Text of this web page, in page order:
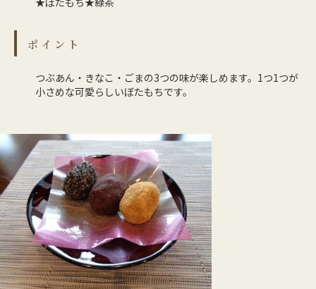
ポイント
つぶあん・きなこ・ごまの3つの味が楽しめます。1つ1つが
小さめな可愛らしいぼたもちです。